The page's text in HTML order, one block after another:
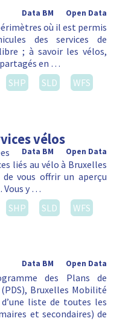
Open Data
Data BM
où il est permis
des services de
; à savoir les vélos,
en …
SHP SLD
WFS
vélos
Open Data
Data BM
liés au vélo à Bruxelles
vous offrir un aperçu
Vous y …
SHP SLD
WFS
Open Data
Data BM
des Plans de
Bruxelles Mobilité
liste de toutes les
et secondaires) de